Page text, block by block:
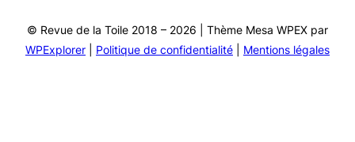
© Revue de la Toile 2018 – 2026 | Thème Mesa WPEX par
WPExplorer
Politique de confidentialité Mentions légales